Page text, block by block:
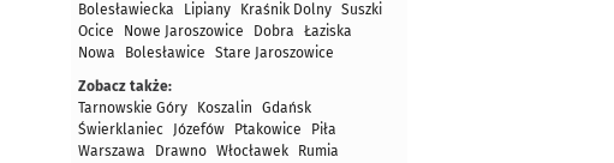
Bolesławiecka
Lipiany Kraśnik Dolny Suszki
Ocice
Nowe Jaroszowice Dobra
Łaziska
Nowa
Bolesławice
Stare Jaroszowice
Zobacz także:
Tarnowskie Góry
Koszalin
Gdańsk
Świerklaniec
Józefów Ptakowice
Piła
Warszawa
Drawno Włocławek
Rumia